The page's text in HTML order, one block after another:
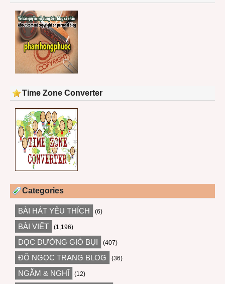
Time Zone Converter
Categories
BÀI HÁT YÊU THÍCH (6)
BÀI VIẾT (1,196)
DỌC ĐƯỜNG GIÓ BỤI (407)
ĐỖ NGỌC TRANG BLOG (36)
NGẪM & NGHĨ (12)